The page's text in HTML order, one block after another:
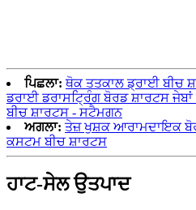
ਪਿਛਲਾ: ਥੋਕ ਤਤਕਾਲ ਡ੍ਰਾਈ ਬੀਚ
ਡਰਾਈ ਡਰਾਸਟ੍ਰਿੰਗ ਬੋਰਡ ਸ਼ਾਰਟਸ
ਬੀਚ ਸ਼ਾਰਟਸ - ਸਟੈਮਗਨ
ਅਗਲਾ: ਤੇਜ਼ ਖੁਸ਼ਕ ਆਰਾਮਦਾਇਕ
ਕਸਟਮ ਬੀਚ ਸ਼ਾਰਟਸ
ਹਾਟ-ਸੇਲ ਉਤਪਾਦ